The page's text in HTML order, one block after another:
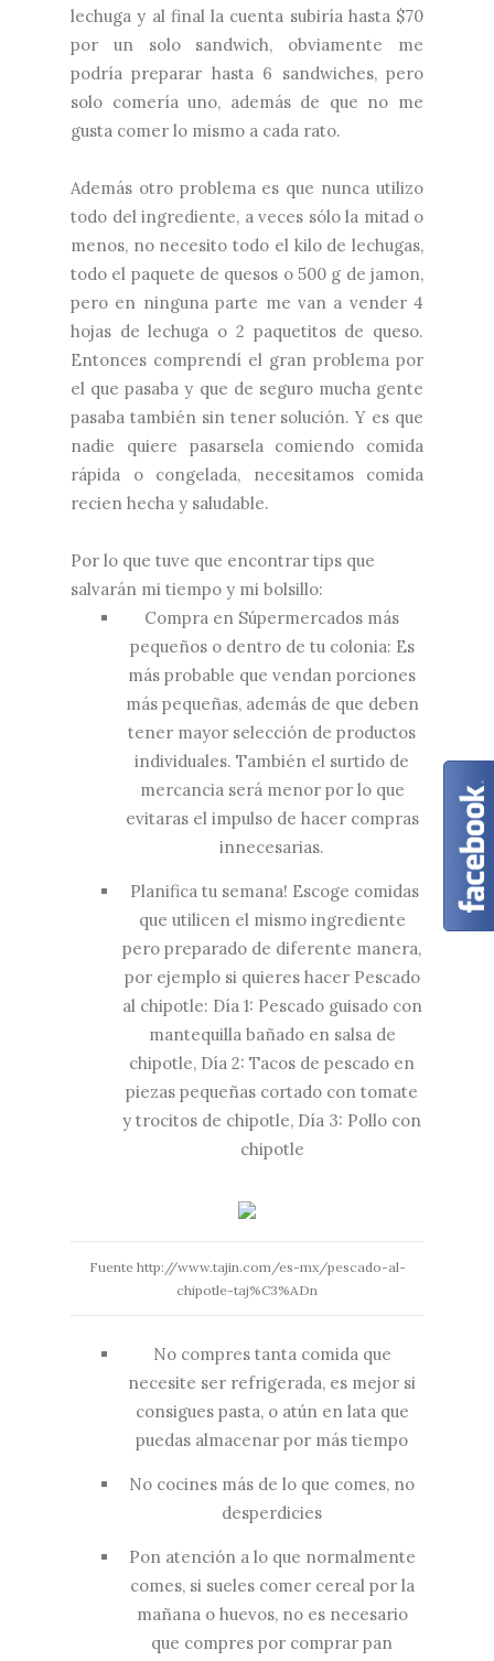
lechuga y al final la cuenta subiría hasta $70
por un solo sandwich, obviamente me
podría preparar hasta 6 sandwiches, pero
solo comería uno, además de que no me
gusta comer lo mismo a cada rato.
Además otro problema es que nunca utilizo
todo del ingrediente, a veces sólo la mitad o
menos, no necesito todo el kilo de lechugas,
todo el paquete de quesos o 500 g de jamon,
pero en ninguna parte me van a vender 4
hojas de lechuga o 2 paquetitos de queso.
Entonces comprendí el gran problema por
el que pasaba y que de seguro mucha gente
pasaba también sin tener solución. Y es que
nadie quiere pasarsela comiendo comida
rápida o congelada, necesitamos comida
recien hecha y saludable.
Por lo que tuve que encontrar tips que
salvarán mi tiempo y mi bolsillo:
Compra en Súpermercados más
pequeños o dentro de tu colonia: Es
más probable que vendan porciones
más pequeñas, además de que deben
tener mayor selección de productos
individuales. También el surtido de
mercancia será menor por lo que
evitaras el impulso de hacer compras
innecesarias.
Planifica tu semana! Escoge comidas
que utilicen el mismo ingrediente
pero preparado de diferente manera,
por ejemplo si quieres hacer Pescado
al chipotle: Día 1: Pescado guisado con
mantequilla bañado en salsa de
chipotle, Día 2: Tacos de pescado en
piezas pequeñas cortado con tomate
y trocitos de chipotle, Día 3: Pollo con
chipotle
Fuente http://www.tajin.com/es-mx/pescado-al-
chipotle-taj%C3%ADn
No compres tanta comida que
necesite ser refrigerada, es mejor si
consigues pasta, o atún en lata que
puedas almacenar por más tiempo
No cocines más de lo que comes, no
desperdicies
Pon atención a lo que normalmente
comes, si sueles comer cereal por la
mañana o huevos, no es necesario
que compres por comprar pan